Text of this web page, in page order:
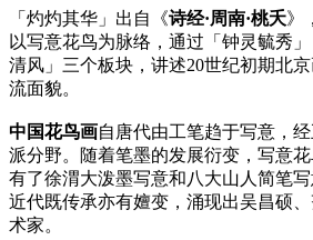
「灼灼其华」出自《诗经·周南·桃夭》
以写意花鸟为脉络，通过「钟灵毓秀
清风」三个板块，讲述20世纪初期北
流面貌。
中国花鸟画自唐代由工笔趋于写意，
派分野。随着笔墨的发展衍变，写意
有了徐渭大泼墨写意和八大山人简笔
近代既传承亦有嬗变，涌现出吴昌硕
术家。